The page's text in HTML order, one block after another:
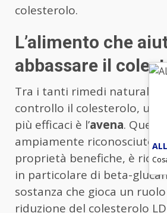
colesterolo.
L’alimento che
abbassare il
Tra i tanti rimedi naturali
controllo il colesterolo, uno
più efficaci è l’avena.
ampiamente riconosciuto
proprietà benefiche, è ricco
in particolare di beta-
sostanza che gioca un
riduzione del colesterolo